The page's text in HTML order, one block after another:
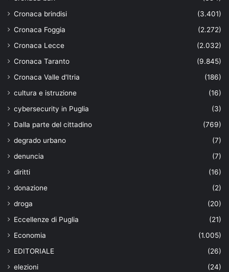
Cronaca brindisi
(3.401)
Cronaca Foggia
(2.272)
Cronaca Lecce
(2.032)
Cronaca Taranto
(9.845)
Cronaca Valle d'Itria
(186)
cultura e istruzione
(16)
cybersecurity in Puglia
(3)
Dalla parte del cittadino
(769)
degrado urbano
(7)
denuncia
(7)
diritti
(16)
donazione
(2)
droga
(20)
Eccellenze di Puglia
(21)
Economia
(1.005)
EDITORIALE
(26)
elezioni
(24)